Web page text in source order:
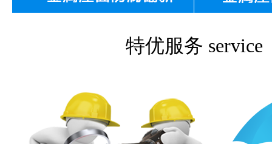
特优服务 service